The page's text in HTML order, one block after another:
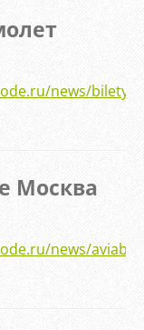
news/bilety-
Москва
news/